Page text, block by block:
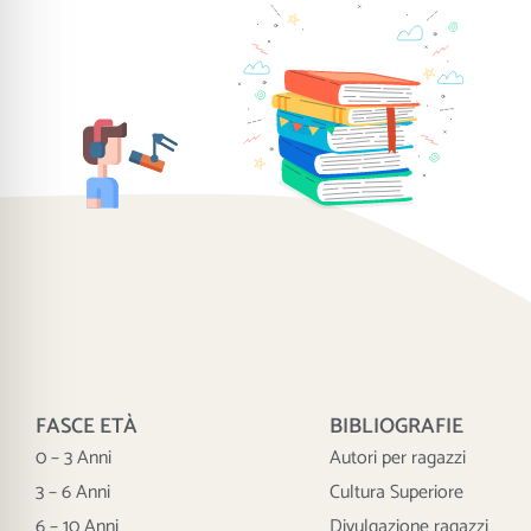
FASCE ETÀ
0 – 3 Anni
3 – 6 Anni
BIBLIOGRAFIE
Autori per ragazzi
Cultura Superiore